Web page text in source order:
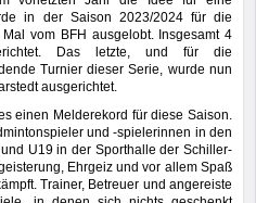
in der Saison 2023/2024 für die
vom BFH ausgelobt. Insgesamt 4
Das letzte, und für die
Turnier dieser Serie, wurde nun
ausgerichtet.
einen Melderekord für diese Saison.
und -spielerinnen in den
U19 in der Sporthalle der Schiller-
Ehrgeiz und vor allem Spaß
Trainer, Betreuer und angereiste